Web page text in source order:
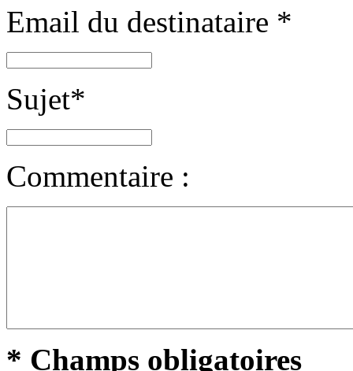
Email du destinataire *
Sujet*
Commentaire :
* Champs obligatoires